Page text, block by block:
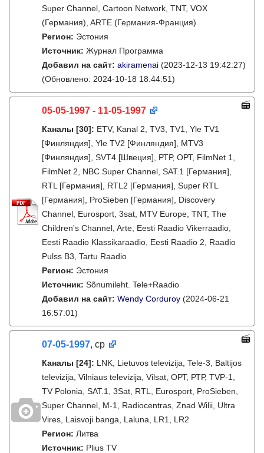
Super Channel, Cartoon Network, TNT, VOX
(Германия), ARTE (Германия-Франция)
Регион: Эстония
Источник: Журнал Программа
Добавил на сайт: akiramenai (2023-12-13 19:42:27)
(Обновлено: 2024-10-18 18:44:51)
05-05-1997 - 11-05-1997
Каналы [30]: ETV, Kanal 2, TV3, TV1, Yle TV1
[Финляндия], Yle TV2 [Финляндия], MTV3
[Финляндия], SVT4 [Швеция], РТР, ОРТ, FilmNet 1,
FilmNet 2, NBC Super Channel, SAT.1 [Германия],
RTL [Германия], RTL2 [Германия], Super RTL
[Германия], ProSieben [Германия], Discovery
Channel, Eurosport, 3sat, MTV Europe, TNT, The
Children's Channel, Arte, Eesti Raadio Vikerraadio,
Eesti Raadio Klassikaraadio, Eesti Raadio 2, Raadio
Pulss B3, Tartu Raadio
Регион: Эстония
Источник: Sõnumileht. Tele+Raadio
Добавил на сайт: Wendy Corduroy (2024-06-21
16:57:01)
07-05-1997, ср
Каналы [24]: LNK, Lietuvos televizija, Tele-3, Baltijos
televizija, Vilniaus televizija, Vilsat, ОРТ, РТР, TVP-1,
TV Polonia, SAT.1, 3Sat, RTL, Eurosport, ProSieben,
Super Channel, M-1, Radiocentras, Znad Wilii, Ultra
Vires, Laisvoji banga, Laluna, LR1, LR2
Регион: Литва
Источник: Plius TV